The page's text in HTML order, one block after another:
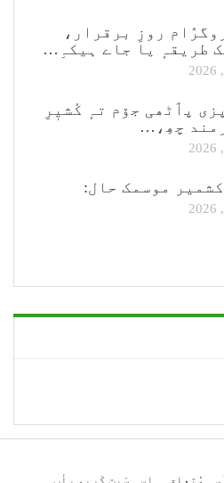
روزِ برقرار،
طریقہٕ یا جاے ہیکہِ…
پٲٹھی جۆم تہٕ کٔشیٖرِ
چھِ،…
موسمک حال:
مُتعلِق اسہِ سْیت کْریو رأب